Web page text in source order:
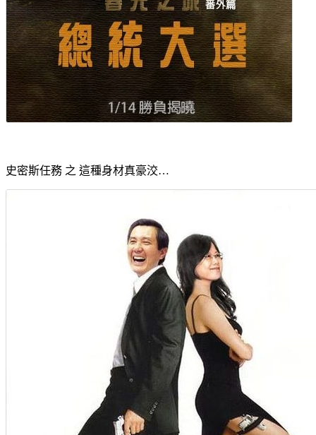
史密斯任務 之 這種身材真豪洨…